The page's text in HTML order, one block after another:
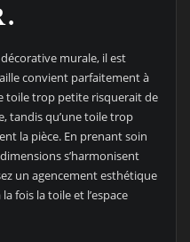
murale, il est
convient parfaitement à
toile trop petite risquerait de
tandis qu’une toile trop
la pièce. En prenant soin
s’harmonisent
un agencement esthétique
fois la toile et l’espace